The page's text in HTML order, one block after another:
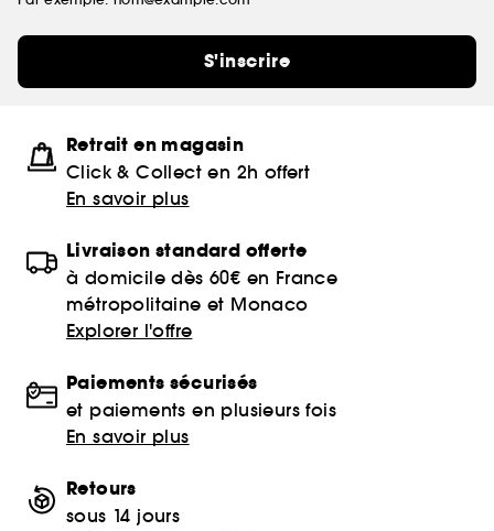
S'inscrire
Retrait en magasin
Click & Collect en 2h offert
En savoir plus
Livraison standard offerte
à domicile dès 60€ en France
métropolitaine et Monaco
Explorer l'offre
Paiements sécurisés
et paiements en plusieurs fois
En savoir plus
Retours
sous 14 jours